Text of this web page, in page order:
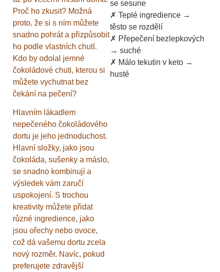
Proč ho zkusit? Možná
proto, že si s ním můžete
snadno pohrát a přizpůsobit
ho podle vlastních chutí.
Kdo by odolal jemné
čokoládové chuti, kterou si
můžete vychutnat bez
čekání na pečení?
Hlavním lákadlem
nepečeného čokoládového
dortu je jeho jednoduchost.
Hlavní složky, jako jsou
čokoláda, sušenky a máslo,
se snadno kombinují a
výsledek vám zaručí
uspokojení. S trochou
kreativity můžete přidat
různé ingredience, jako
jsou ořechy nebo ovoce,
což dá vašemu dortu zcela
nový rozměr. Navíc, pokud
preferujete zdravější
se sesune
✗ Teplé ingredience →
těsto se rozdělí
✗ Přepečení bezlepkových
→ suché
✗ Málo tekutin v keto →
husté